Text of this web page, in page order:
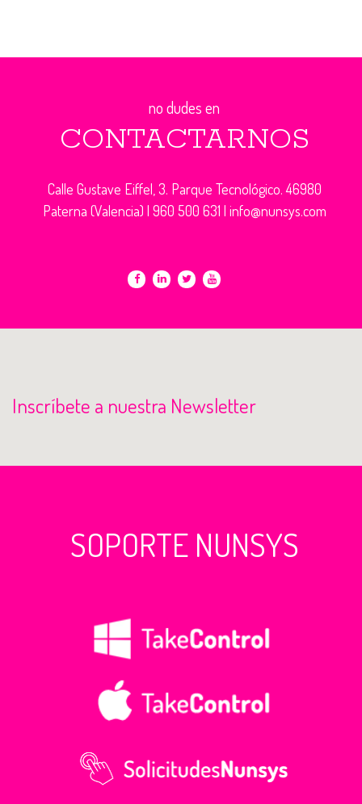
no dudes en
CONTACTARNOS
Calle Gustave Eiffel, 3. Parque Tecnológico. 46980
Paterna (Valencia) | 960 500 631 | info@nunsys.com
Inscríbete a nuestra Newsletter
SOPORTE NUNSYS